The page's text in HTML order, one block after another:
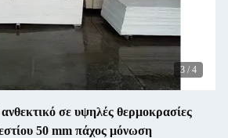
3 / 4
σε υψηλές θερμοκρασίες
50 mm πάχος μόνωση